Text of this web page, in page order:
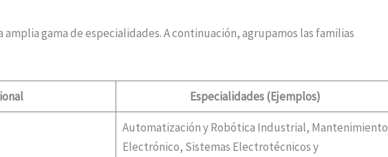
amplia gama de especialidades. A continuación, agrupamos las familias
Especialidades (Ejemplos)
Automatización y Robótica Industrial, Mantenimiento
Electrónico, Sistemas Electrotécnicos y